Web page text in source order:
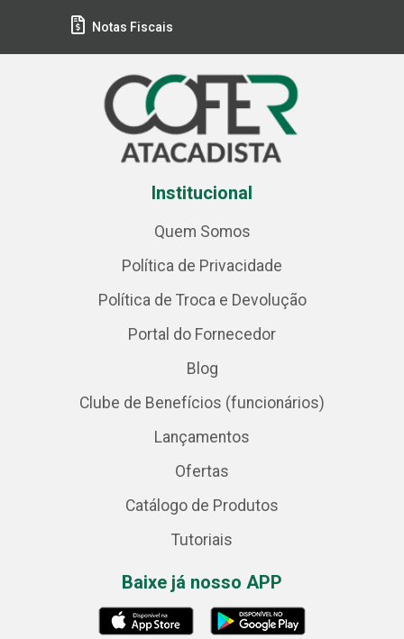
Notas Fiscais
Institucional
Quem Somos
Política de Privacidade
Política de Troca e Devolução
Portal do Fornecedor
Blog
Clube de Benefícios (funcionários)
Lançamentos
Ofertas
Catálogo de Produtos
Tutoriais
Baixe já nosso APP